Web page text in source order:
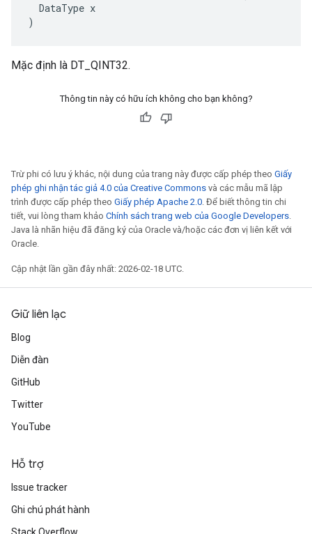
  DataType x
)
Mặc định là DT_QINT32.
Thông tin này có hữu ích không cho bạn không?
Trừ phi có lưu ý khác, nội dung của trang này được cấp phép theo Giấy
phép ghi nhận tác giả 4.0 của Creative Commons và các mẫu mã lập
trình được cấp phép theo Giấy phép Apache 2.0. Để biết thông tin chi
tiết, vui lòng tham khảo Chính sách trang web của Google Developers.
Java là nhãn hiệu đã đăng ký của Oracle và/hoặc các đơn vị liên kết với
Oracle.
Cập nhật lần gần đây nhất: 2026-02-18 UTC.
Giữ liên lạc
Blog
Diễn đàn
GitHub
Twitter
YouTube
Hỗ trợ
Issue tracker
Ghi chú phát hành